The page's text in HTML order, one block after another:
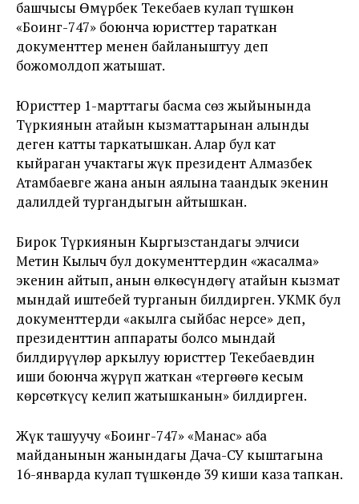
башчысы Өмүрбек Текебаев кулап түшкөн
«Боинг-747» боюнча юристтер тараткан
документтер менен байланыштуу деп
божомолдоп жатышат.
Юристтер 1-марттагы басма сөз жыйынында
Түркиянын атайын кызматтарынан алынды
деген катты таркатышкан. Алар бул кат
кыйраган учактагы жүк президент Алмазбек
Атамбаевге жана анын аялына таандык экенин
далилдей тургандыгын айтышкан.
Бирок Түркиянын Кыргызстандагы элчиси
Метин Кылыч бул документтердин «жасалма»
экенин айтып, анын өлкөсүндөгү атайын кызмат
мындай иштебей турганын билдирген. УКМК бул
документтерди «акылга сыйбас нерсе» деп,
президенттин аппараты болсо мындай
билдирүүлөр аркылуу юристтер Текебаевдин
иши боюнча жүрүп жаткан «тергөөгө кесым
көрсөткүсү келип жатышканын» билдирген.
Жүк ташуучу «Боинг-747» «Манас» аба
майданынын жанындагы Дача-СУ кыштагына
16-январда кулап түшкөндө 39 киши каза тапкан.